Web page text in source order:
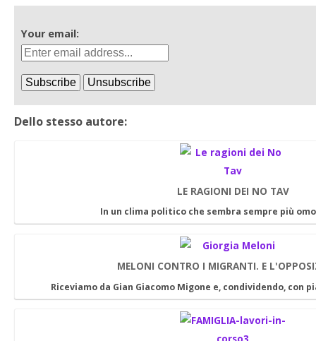
Your email:
Dello stesso autore:
LE RAGIONI DEI NO TAV
In un clima politico che sembra sempre più
MELONI CONTRO I MIGRANTI. E
Riceviamo da Gian Giacomo Migone e, condividendo, con